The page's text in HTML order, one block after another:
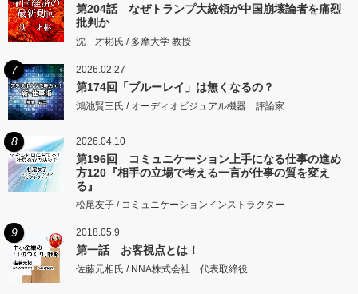
第204話 なぜトランプ大統領が中国崩壊論者を痛烈
批判か
沈 才彬氏 / 多摩大学 教授
7 2026.02.27
第174回「ブルーレイ」は無くなるの？
鴻池賢三氏 / オーディオビジュアル機器 評論家
8 2026.04.10
第196回 コミュニケーション上手になる仕事の進め
方120『相手の立場で考える一言が仕事の質を変え
る』
松尾友子 / コミュニケーションインストラクター
9 2018.05.9
第一話 お客視点とは！
佐藤元相氏 / NNA株式会社 代表取締役